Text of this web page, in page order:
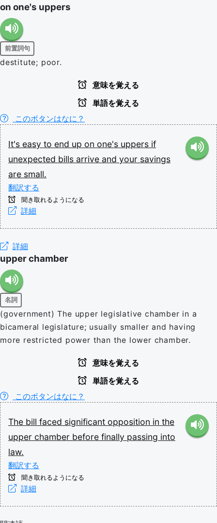
on one's uppers
前置詞句
destitute; poor.
意味を覚える
単語を覚える
このボタンはなに？
It's easy to end up on one's uppers if
unexpected bills arrive and your savings
are small.
翻訳する
聞き取れるようになる
詳細
詳細
upper chamber
名詞
(government) The upper legislative chamber in a
bicameral legislature; usually smaller and having
more restricted power than the lower chamber.
意味を覚える
単語を覚える
このボタンはなに？
The bill faced significant opposition in the
upper chamber before finally passing into
law.
翻訳する
聞き取れるようになる
詳細